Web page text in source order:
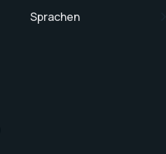
Sprachen